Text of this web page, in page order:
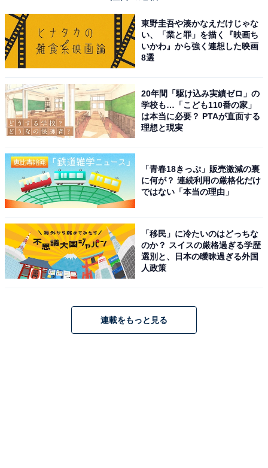
東野圭吾や湊かなえだけじゃな
い、「業と罪」を描く『映画ち
いかわ』から強く連想した映画
8選
20年間「駆け込み実績ゼロ」の
学校も…「こども110番の家」
は本当に必要？ PTAが直面する
理想と現実
「青春18きっぷ」販売激減の裏
に何が？ 連続利用の厳格化だけ
ではない「本当の理由」
「移民」に冷たいのはどっちな
のか？ スイスの厳格過ぎる学歴
選別と、日本の曖昧過ぎる外国
人政策
連載をもっと見る